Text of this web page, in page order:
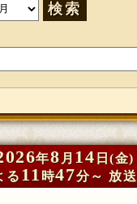
検索
年8 月 14 日(金)
る11 時47分～ 放送